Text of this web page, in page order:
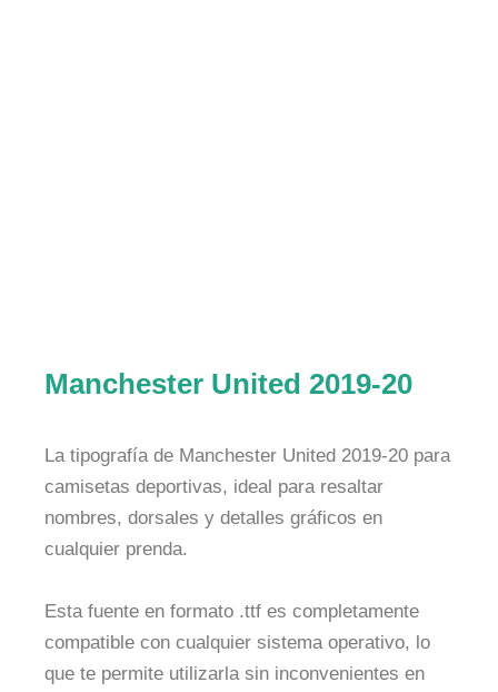
Manchester United 2019-20
La tipografía de Manchester United 2019-20 para
camisetas deportivas, ideal para resaltar
nombres, dorsales y detalles gráficos en
cualquier prenda.
Esta fuente en formato .ttf es completamente
compatible con cualquier sistema operativo, lo
que te permite utilizarla sin inconvenientes en